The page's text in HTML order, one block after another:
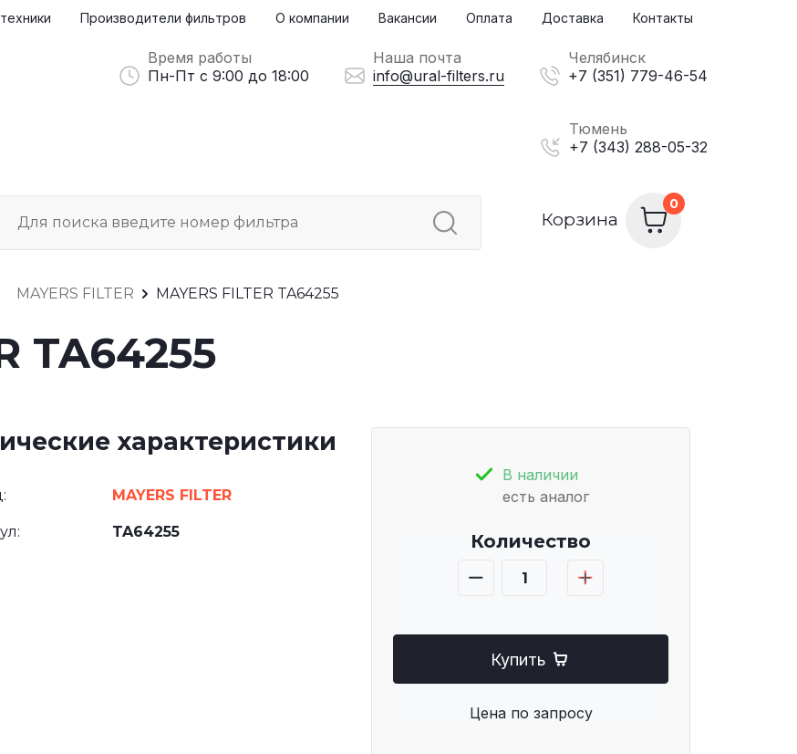
Корзина
Производители фильтров О компании Вакансии Оплата Доставка Контакты
Время работы
Пн-Пт с 9:00 до 18:00
Наша почта
info@ural-filters.ru
Челябинск
+7 (351) 779-46-54
Тюмень
+7 (343) 288-05-32
MAYERS FILTER MAYERS FILTER TA64255
TA64255
В наличии
есть аналог
Количество
Купить
Цена по запросу
характеристики
MAYERS FILTER
TA64255